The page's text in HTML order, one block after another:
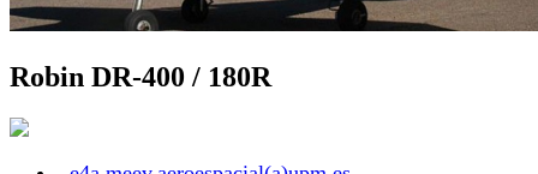
Robin DR-400 / 180R